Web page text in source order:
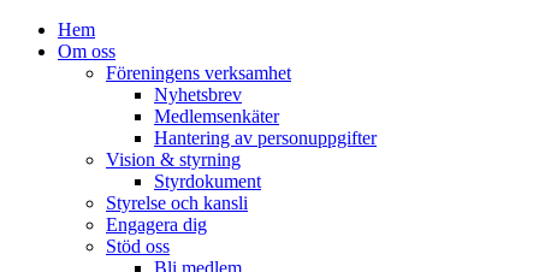
Hem
Om oss
Föreningens verksamhet
Nyhetsbrev
Medlemsenkäter
Hantering av personuppgifter
Vision & styrning
Styrdokument
Styrelse och kansli
Engagera dig
Stöd oss
Bli medlem